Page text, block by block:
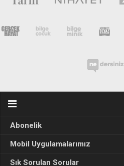
Abonelik
Mobil Uygulamalarımız
Sık Sorulan Sorular